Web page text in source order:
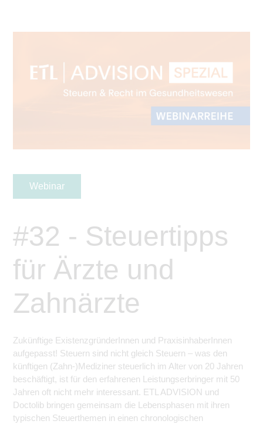
Webinar
#32 - Steuertipps
für Ärzte und
Zahnärzte
Zukünftige ExistenzgründerInnen und PraxisinhaberInnen
aufgepasst! Steuern sind nicht gleich Steuern – was den
künftigen (Zahn-)Mediziner steuerlich im Alter von 20 Jahren
beschäftigt, ist für den erfahrenen Leistungserbringer mit 50
Jahren oft nicht mehr interessant. ETL ADVISION und
Doctolib bringen gemeinsam die Lebensphasen mit ihren
typischen Steuerthemen in einen chronologischen